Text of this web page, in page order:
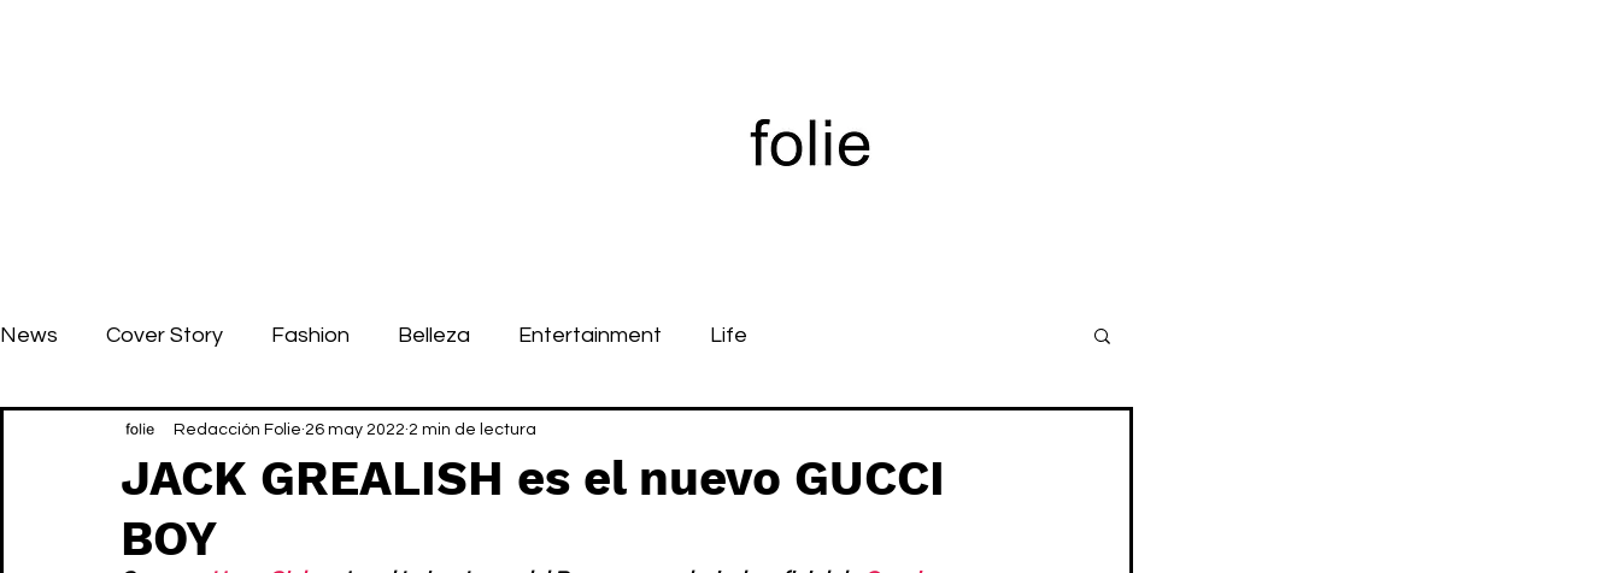
News Cover Story Fashion Belleza Entertainment Life
JACK GREALISH es el nuevo GUCCI
BOY
Redacción Folie 26 may 2022 2 min de lectura